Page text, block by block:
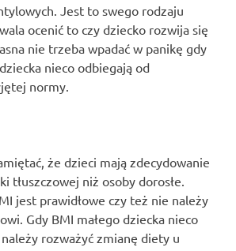
Jest to swego rodzaju
ocenić to czy dziecko rozwija się
nie trzeba wpadać w panikę gdy
nieco odbiegają od
normy.
że dzieci mają zdecydowanie
tłuszczowej niż osoby dorosłe.
jest prawidłowe czy też nie należy
Gdy BMI małego dziecka nieco
rozważyć zmianę diety u